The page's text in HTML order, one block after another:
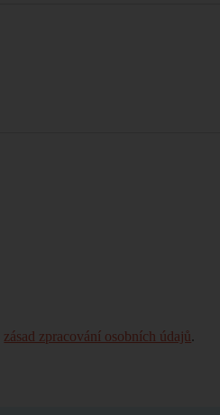
zásad zpracování osobních údajů.